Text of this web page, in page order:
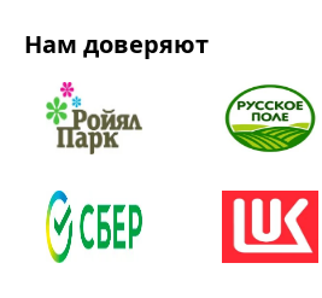
Нам доверяют